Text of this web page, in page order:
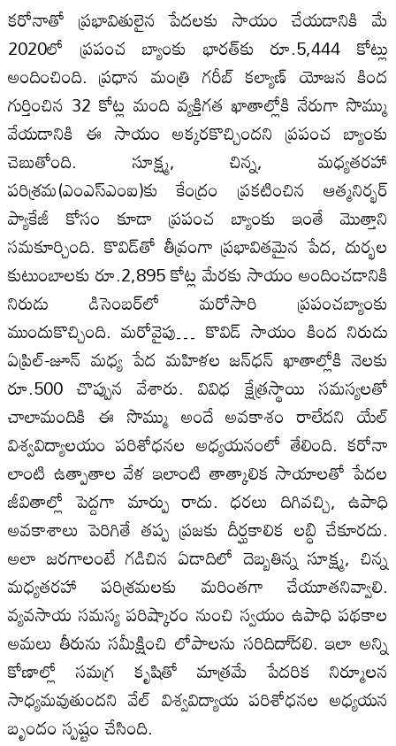
కరోనాతో ప్రభావితులైన పేదల‌కు సాయం చేయడానికి మే
2020లో ప్రపంచ బ్యాంకు భారత్‌కు రూ.5,444 కోట్లు
అందించింది. ప్రధాన మంత్రి గరీబ్‌ కల్యాణ్‌ యోజన కింద
గుర్తించిన 32 కోట్ల మంది వ్యక్తిగత ఖాతాల్లోకి నేరుగా సొమ్ము
వేయడానికి ఈ సాయం అక్కరకొచ్చిందని ప్రపంచ బ్యాంకు
చెబుతోంది. సూక్ష్మ, చిన్న, మధ్యతరహా
పరిశ్రమ(ఎంఎస్‌ఎంఐ)కు కేంద్రం ప్రకటించిన ఆత్మనిర్భర్‌
ప్యాకేజీ కోసం కూడా ప్రపంచ బ్యాంకు ఇంతే మొత్తాని
సమకూర్చింది. కొవిడ్‌తో తీవ్రంగా ప్రభావితమైన పేద, దుర్భల‌
కుటుంబాల‌కు రూ.2,895 కోట్ల మేరకు సాయం అందించడానికి
నిరుడు డిసెంబర్‌లో మరోసారి ప్రపంచబ్యాంకు
ముందుకొచ్చింది. మరోవైపు… కొవిడ్‌ సాయం కింద నిరుడు
ఏప్రిల్‌-జూన్‌ మధ్య పేద మహిళల‌ జన్‌ధన్‌ ఖాతాల్లోకి నెల‌కు
రూ.500 చొప్పున వేశారు. వివిధ క్షేత్రస్థాయి సమస్యల‌తో
చాలామందికి ఈ సొమ్ము అందే అవకాశం రాలేదని యేల్‌
విశ్వవిద్యాల‌యం పరిశోధన‌ల‌ అధ్యయనంలో తేలింది. కరోనా
లాంటి ఉత్పాతాల‌ వేళ ఇలాంటి తాత్కాలిక సాయాల‌తో పేదల‌
జీవితాల్లో పెద్దగా మార్పు రాదు. ధరలు దిగివచ్చి, ఉపాధి
అవకాశాలు పెరిగితే తప్ప ప్రజకు దీర్ఘకాలిక ల‌బ్ధి చేకూరదు.
అలా జరగాలంటే గడిచిన ఏడాదిలో దెబ్బతిన్న సూక్ష్మ, చిన్న
మధ్యతరహా పరిశ్రమల‌కు మరింతగా చేయూతనివ్వాలి.
వ్యవసాయ సమస్య పరిష్కారం నుంచి స్వయం ఉపాధి పథకాల
అమ‌లు తీరును సమీక్షించి లోపాల‌ను సరిదిదా్ద‌లి. ఇలా అన్ని
కోణాల్లో సమగ్ర కృషితో మాత్రమే పేదరిక నిర్మూల‌న
సాధ్యమవుతుందని వేల్‌ విశ్వవిద్యాయ పరిశోధన‌ల అధ్యయన
బృందం స్పష్టం చేసింది.